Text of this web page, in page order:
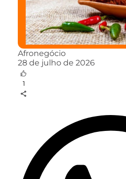
Afronegócio
28 de julho de 2026
1